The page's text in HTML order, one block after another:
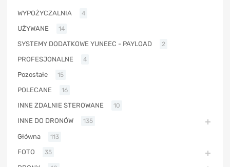
WYPOŻYCZALNIA 4
UŻYWANE 14
SYSTEMY DODATKOWE YUNEEC - PAYLOAD 2
PROFESJONALNE 4
Pozostałe 15
POLECANE 16
INNE ZDALNIE STEROWANE 10
INNE DO DRONÓW 135
Główna 113
FOTO 35